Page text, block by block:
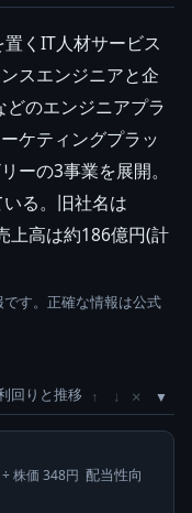
くIT人材サービス
スエンジニアと企
のエンジニアプラ
ケティングプラッ
ーの3事業を展開。
る。旧社名は
上高は約186億円(計
す。正確な情報は公式
回りと推移 ↑ ↓ ×
株価 348円 配当性向